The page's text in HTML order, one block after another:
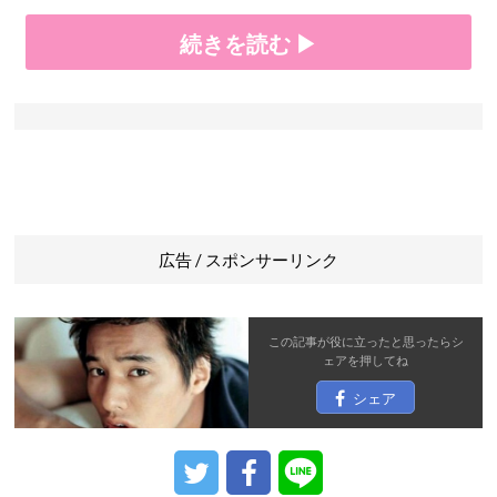
続きを読む ▶
広告 / スポンサーリンク
この記事が役に立ったと思ったらシ
ェアを押してね
シェア